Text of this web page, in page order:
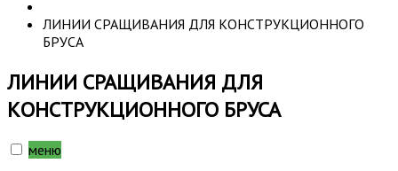
ЛИНИИ СРАЩИВАНИЯ ДЛЯ КОНСТРУКЦИОННОГО
БРУСА
ЛИНИИ СРАЩИВАНИЯ ДЛЯ
КОНСТРУКЦИОННОГО БРУСА
меню